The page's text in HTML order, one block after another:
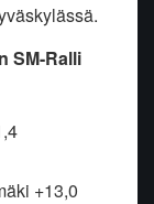
SM-Ralli
+13,0